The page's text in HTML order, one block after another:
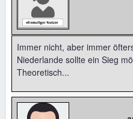
Immer nicht, aber immer
Niederlande sollte ein Sieg
Theoretisch...